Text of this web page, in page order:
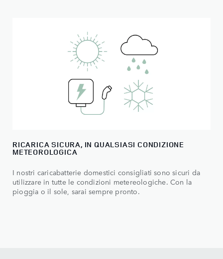
RICARICA SICURA, IN QUALSIASI CONDIZIONE
METEOROLOGICA
I nostri caricabatterie domestici consigliati sono sicuri da
utilizzare in tutte le condizioni metereologiche. Con la
pioggia o il sole, sarai sempre pronto.​